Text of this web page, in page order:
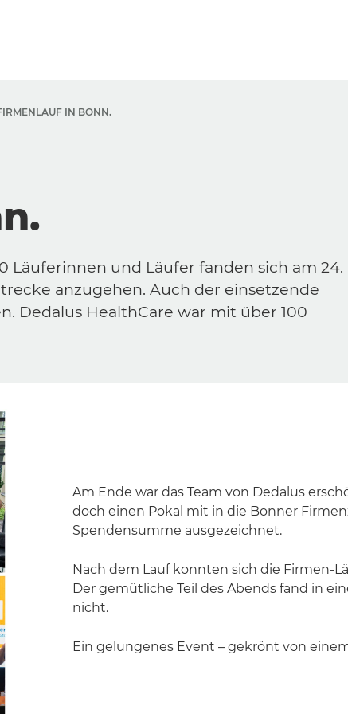
IN BONN.
Läuferinnen und Läufer fanden sich am 24.
anzugehen. Auch der einsetzende
Dedalus HealthCare war mit über 100
Am Ende war das Team von Dedalus
doch einen Pokal mit in die Bonner
Spendensumme ausgezeichnet.
Nach dem Lauf konnten sich die Firmen-
Der gemütliche Teil des Abends fand in
nicht.
Ein gelungenes Event – gekrönt von